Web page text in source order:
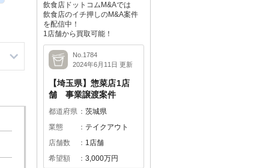
飲食店ドットコムM&Aでは
飲食店のイチ押しのM&A案件
を配信中！
1店舗から買取可能！
No.1784
2024年6月11日 更新
【埼玉県】惣菜店1店
舗 事業譲渡案件
都道府県
茨城県
業態
テイクアウト
店舗数
1店舗
希望額
3,000万円